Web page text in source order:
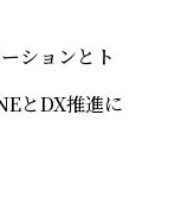
ションとト
とDX推進に